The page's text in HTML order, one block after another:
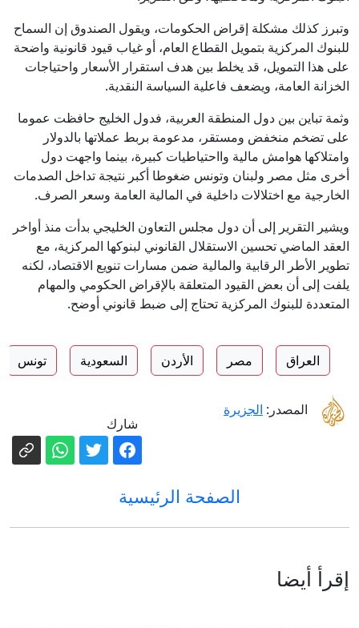
وتبرز كذلك مشكلة إقراض الحكومات، ويقول الصندوق إن السماح
للبنوك المركزية بتمويل القطاع العام، أو غياب قيود قانونية واضحة
على هذا التمويل، قد يخلط بين هدف استقرار الأسعار واحتياجات
الخزانة العامة، ويضعف فاعلية السياسة النقدية.
وثمة تباين بين دول المنطقة العربية، فدول الخليج حافظت عموما
على تضخم منخفض ومستقر، مدعومة بربط عملاتها بالدولار
وامتلاكها هوامش مالية وااحتياطيات كبيرة، بينما واجهت دول
أخرى مثل مصر ولبنان وتونس ضغوطا أكبر نتيجة تداخل الصدمات
الخارجية مع اختلالات داخلية في المالية العامة وسعر الصرف.
ويشير التقرير إلى أن دول مجلس التعاون الخليجي بدأت منذ أواخر
العقد الماضي تحسين الاستقلال القانوني لبنوكها المركزية، مع
تطوير الأطر الرقابية والمالية ضمن مسارات تنويع الاقتصاد، لكنه
يلفت إلى أن بعض القيود المتعلقة بالإقراض الحكومي والمهام
المتعددة للبنوك المركزية تحتاج إلى ضبط قانوني أوضح.
العراق مصر الأردن السعودية تونس
المصدر: الجزيرة
شارك
الصفحة الرئيسية
إقرأ أيضا